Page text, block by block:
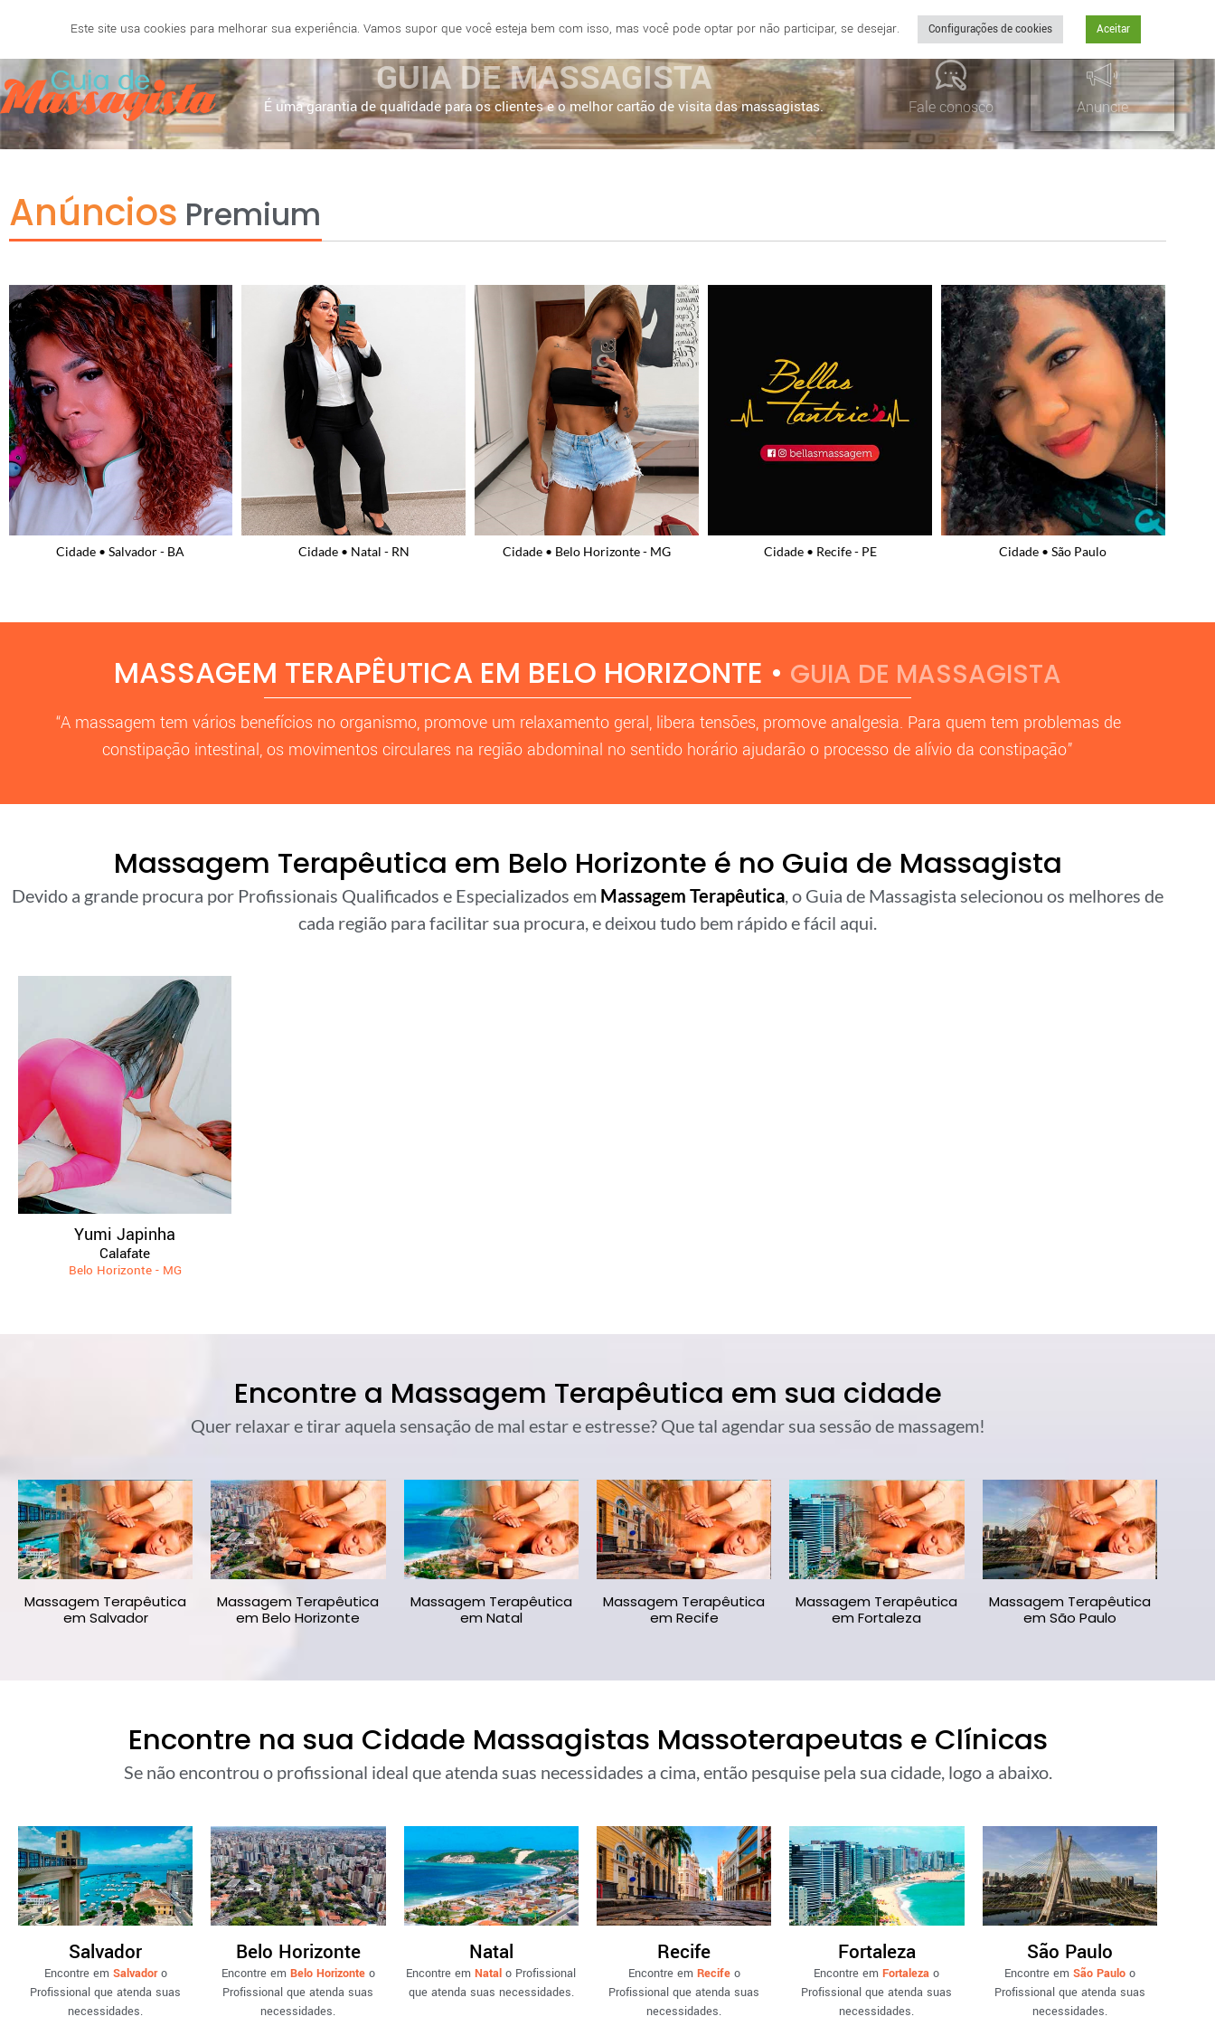
SALVADOR BELO HORIZONTE NATAL RECIFE FORTALEZA BRASÍLIA SÃO PAULO
GUIA DE MASSAGISTA
É uma garantia de qualidade para os clientes e o melhor cartão de visita das massagistas. Fale conosco Anuncie
Anúncios Premium
Cidade • Natal - RN Cidade • Belo Horizonte - MG Cidade • Recife - PE Cidade • São Paulo Cidade • Natal - RN
MASSAGEM TERAPÊUTICA EM BELO HORIZONTE • GUIA DE MASSAGISTA
“A massagem tem vários benefícios no organismo, promove um relaxamento geral, libera tensões, promove analgesia. Para quem tem problemas de
constipação intestinal, os movimentos circulares na região abdominal no sentido horário ajudarão o processo de alívio da constipação”
Massagem Terapêutica em Belo Horizonte é no Guia de Massagista
Devido a grande procura por Profissionais Qualificados e Especializados em Massagem Terapêutica , o Guia de Massagista selecionou os melhores de
cada região para facilitar sua procura, e deixou tudo bem rápido e fácil aqui.
Yumi Japinha
Calafate
Belo Horizonte - MG
Encontre a Massagem Terapêutica em sua cidade
Quer relaxar e tirar aquela sensação de mal estar e estresse? Que tal agendar sua sessão de massagem!
Massagem Terapêutica
em Salvador
Massagem Terapêutica
em Belo Horizonte
Massagem Terapêutica
em Natal
Massagem Terapêutica
em Recife
Massagem Terapêutica
em Fortaleza
Massagem Terapêutica
em São Paulo
Encontre na sua Cidade Massagistas Massoterapeutas e Clínicas
Se não encontrou o profissional ideal que atenda suas necessidades a cima, então pesquise pela sua cidade, logo a abaixo.
Salvador
Encontre em Salvadoro
Profissional que atenda suas
necessidades.
Belo Horizonte
Encontre em Belo Horizonteo
Profissional que atenda suas
necessidades.
Natal
Encontre emNatal o Profissional
que atenda suas necessidades.
Recife
Encontre em Recifeo
Profissional que atenda suas
necessidades.
Fortaleza
Encontre emFortaleza o
Profissional que atenda suas
necessidades.
São Paulo
Encontre em São Pauloo
Profissional que atenda suas
necessidades.
Este site usa cookies para melhorar sua experiência. Vamos supor que você esteja bem com isso, mas você pode optar por não participar, se desejar. Configurações de cookies Aceitar